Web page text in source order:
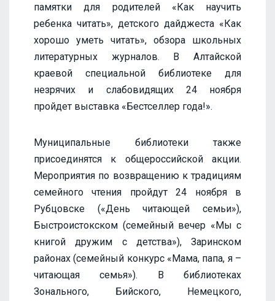
памятки для родителей «Как научить
ребенка читать», детского дайджеста «Как
хорошо уметь читать», обзора школьных
литературных журналов. В Алтайской
краевой специальной библиотеке для
незрячих и слабовидящих 24 ноября
пройдет выставка «Бестселлер года!».
Муниципальные библиотеки также
присоединятся к общероссийской акции.
Мероприятия по возвращению к традициям
семейного чтения пройдут 24 ноября в
Рубцовске («День читающей семьи»),
Быстроистокском (семейный вечер «Мы с
книгой дружим с детства»), Заринском
районах (семейный конкурс «Мама, папа, я –
читающая семья»). В библиотеках
Зонального, Бийского, Немецкого,